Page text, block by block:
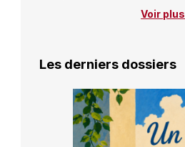
Voir plus
Les derniers dossiers